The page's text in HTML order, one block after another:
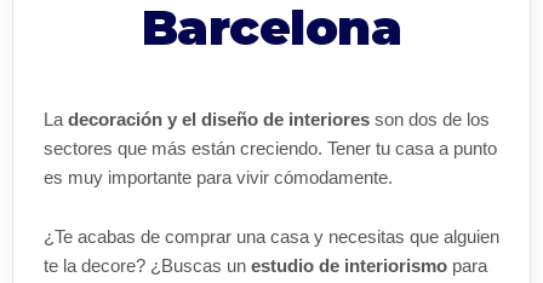
Barcelona
La decoración y el diseño de interiores son dos de los
sectores que más están creciendo. Tener tu casa a punto
es muy importante para vivir cómodamente.
¿Te acabas de comprar una casa y necesitas que alguien
te la decore? ¿Buscas un estudio de interiorismo para